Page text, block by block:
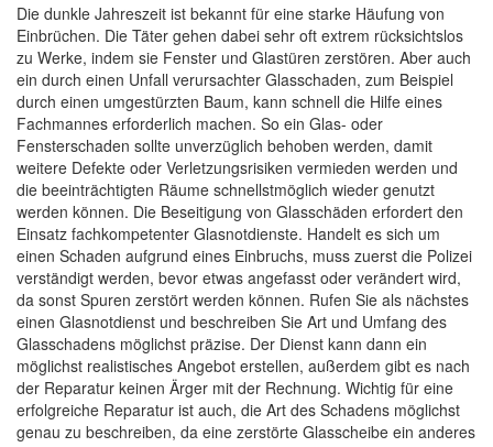
Die dunkle Jahreszeit ist bekannt für eine starke Häufung von
Einbrüchen. Die Täter gehen dabei sehr oft extrem rücksichtslos
zu Werke, indem sie Fenster und Glastüren zerstören. Aber auch
ein durch einen Unfall verursachter Glasschaden, zum Beispiel
durch einen umgestürzten Baum, kann schnell die Hilfe eines
Fachmannes erforderlich machen. So ein Glas- oder
Fensterschaden sollte unverzüglich behoben werden, damit
weitere Defekte oder Verletzungsrisiken vermieden werden und
die beeinträchtigten Räume schnellstmöglich wieder genutzt
werden können. Die Beseitigung von Glasschäden erfordert den
Einsatz fachkompetenter Glasnotdienste. Handelt es sich um
einen Schaden aufgrund eines Einbruchs, muss zuerst die Polizei
verständigt werden, bevor etwas angefasst oder verändert wird,
da sonst Spuren zerstört werden können. Rufen Sie als nächstes
einen Glasnotdienst und beschreiben Sie Art und Umfang des
Glasschadens möglichst präzise. Der Dienst kann dann ein
möglichst realistisches Angebot erstellen, außerdem gibt es nach
der Reparatur keinen Ärger mit der Rechnung. Wichtig für eine
erfolgreiche Reparatur ist auch, die Art des Schadens möglichst
genau zu beschreiben, da eine zerstörte Glasscheibe ein anderes